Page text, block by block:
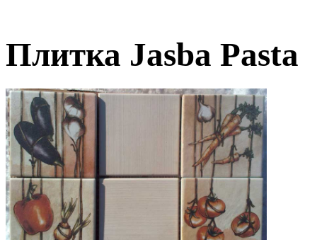
Плитка Jasba Pasta